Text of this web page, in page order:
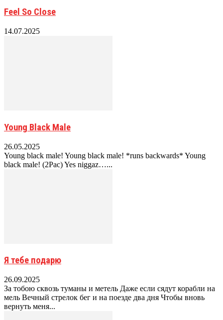
Feel So Close
14.07.2025
Young Black Male
26.05.2025
Young black male! Young black male! *runs backwards* Young
black male! (2Pac) Yes niggaz…...
Я тебе подарю
26.09.2025
За тобою сквозь туманы и метель Даже если сядут корабли на
мель Вечный стрелок бег и на поезде два дня Чтобы вновь
вернуть меня...